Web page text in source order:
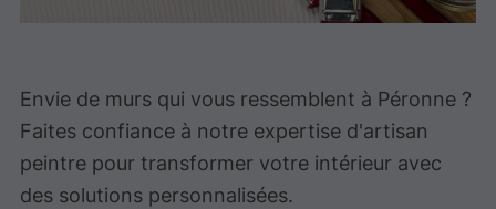
Envie de murs qui vous ressemblent à Péronne ?
Faites confiance à notre expertise d'artisan
peintre pour transformer votre intérieur avec
des solutions personnalisées.